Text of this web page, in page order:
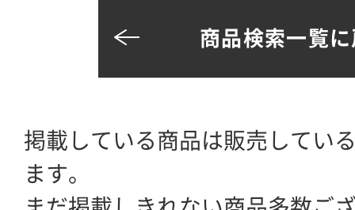
商品検索一覧
掲載している商品は販売してい
ます。